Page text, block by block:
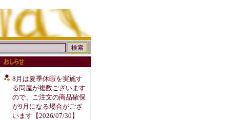
8月は夏季休暇を実施す
る問屋が複数ございます
ので、ご注文の商品確保
が9月になる場合がござ
います【2026/07/30】